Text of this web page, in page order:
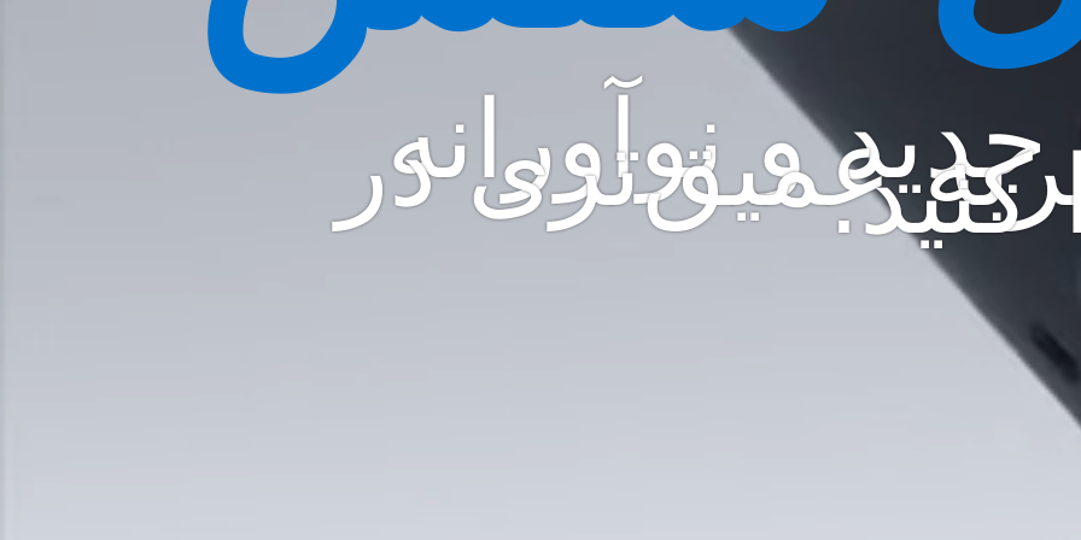
جدید و نوآورانه
عمیق‌تری درکنید.